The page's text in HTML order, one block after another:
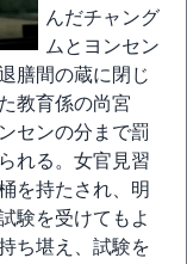
んだチャング
ムとヨンセン
膳間の蔵に閉じ
教育係の尚宮
センの分まで罰
れる。女官見習
を持たされ、明
験を受けてもよ
ち堪え、試験を